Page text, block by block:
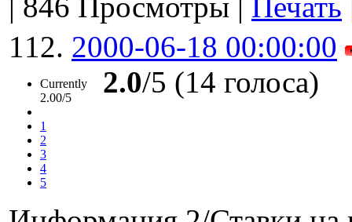
| 846 Просмотры | Печать
112. 2000-06-18 00:00:00
Currently
2.00/5
1
2
3
4
5
2.0/5 (14 голоса)